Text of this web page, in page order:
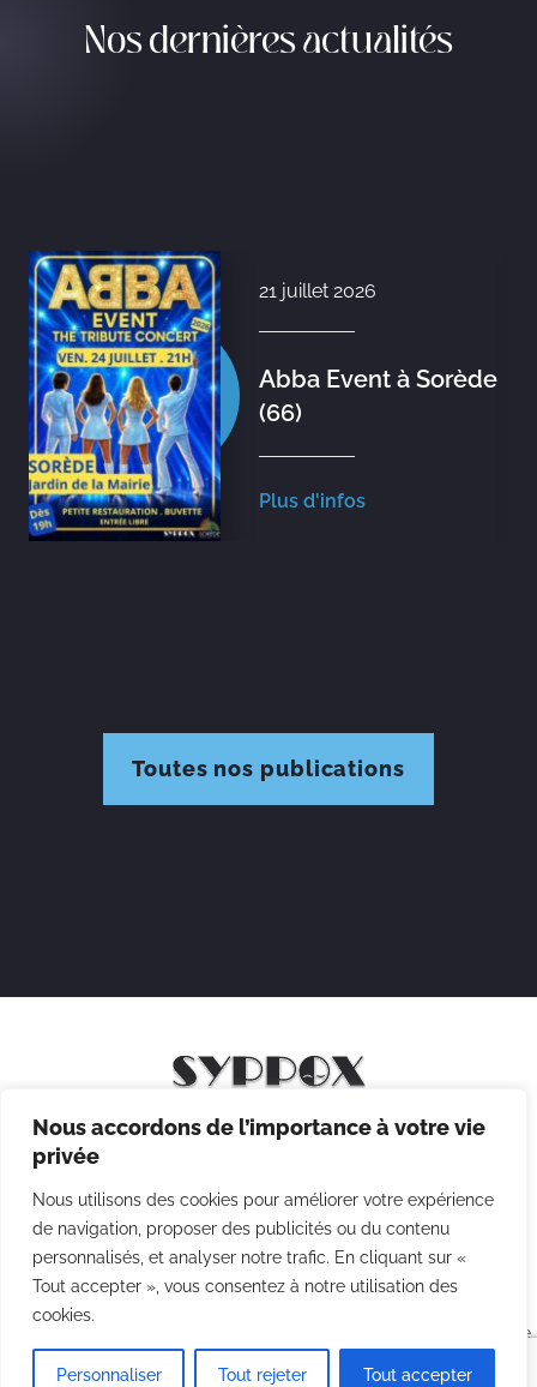
Nous accordons de l’importance à votre vie
privée
Nous utilisons des cookies pour améliorer votre expérience
de navigation, proposer des publicités ou du contenu
personnalisés, et analyser notre trafic. En cliquant sur «
Tout accepter », vous consentez à notre utilisation des
cookies.
Personnaliser Tout rejeter Tout accepter
Nos dernières actualités
21 juillet 2026
Abba Event à Sorède
(66)
Plus d'infos
Toutes nos publications
Mentions légales
Politique des cookies
CGV
Agence
Point Com